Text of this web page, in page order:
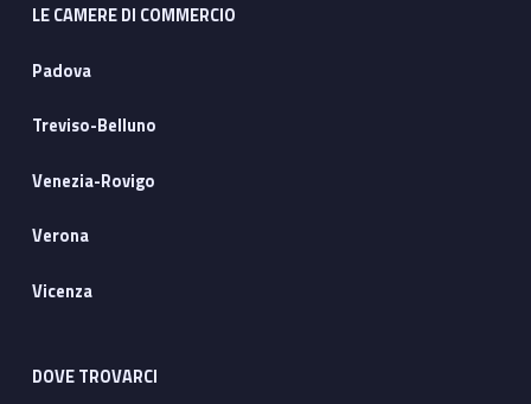
LE CAMERE DI COMMERCIO
Padova
Treviso-Belluno
Venezia-Rovigo
Verona
Vicenza
DOVE TROVARCI